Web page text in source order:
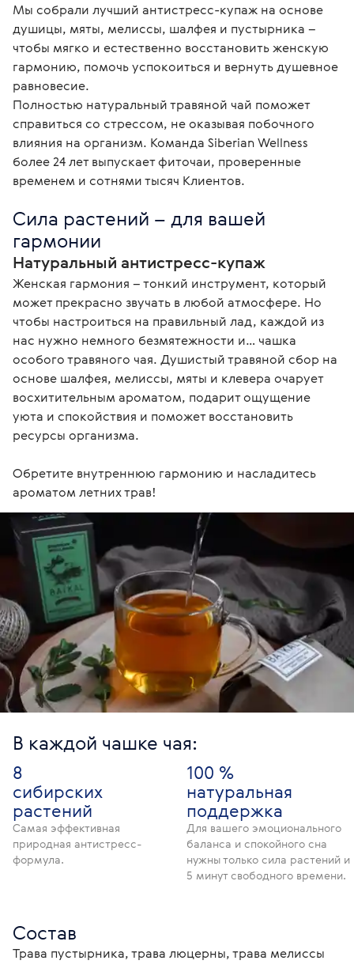
Мы собрали лучший антистресс-купаж на основе
душицы, мяты, мелиссы, шалфея и пустырника –
чтобы мягко и естественно восстановить женскую
гармонию, помочь успокоиться и вернуть душевное
равновесие.
Полностью натуральный травяной чай поможет
справиться со стрессом, не оказывая побочного
влияния на организм. Команда Siberian Wellness
более 24 лет выпускает фиточаи, проверенные
временем и сотнями тысяч Клиентов.
Сила растений – для вашей
гармонии
Натуральный антистресс-купаж
Женская гармония – тонкий инструмент, который
может прекрасно звучать в любой атмосфере. Но
чтобы настроиться на правильный лад, каждой из
нас нужно немного безмятежности и… чашка
особого травяного чая. Душистый травяной сбор на
основе шалфея, мелиссы, мяты и клевера очарует
восхитительным ароматом, подарит ощущение
уюта и спокойствия и поможет восстановить
ресурсы организма.
Обретите внутреннюю гармонию и насладитесь
ароматом летних трав!
В каждой чашке чая:
8
сибирских
растений
Самая эффективная
природная антистресс-
формула.
100 %
натуральная
поддержка
Для вашего эмоционального
баланса и спокойного сна
нужны только сила растений и
5 минут свободного времени.
Состав
Трава пустырника, трава люцерны, трава мелиссы